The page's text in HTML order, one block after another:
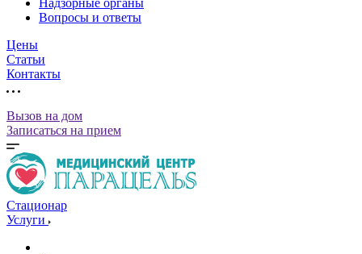
Надзорные органы
Вопросы и ответы
Цены
Статьи
Контакты
Вызов на дом
Записаться на прием
Стационар
Услуги